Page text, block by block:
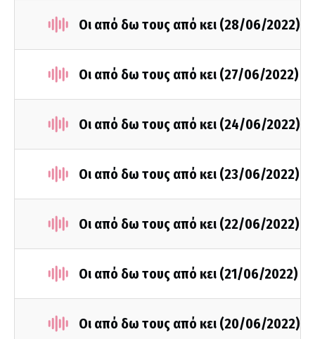
Οι από δω τους από κει (28/06/2022)
Οι από δω τους από κει (27/06/2022)
Οι από δω τους από κει (24/06/2022)
Οι από δω τους από κει (23/06/2022)
Οι από δω τους από κει (22/06/2022)
Οι από δω τους από κει (21/06/2022)
Οι από δω τους από κει (20/06/2022)